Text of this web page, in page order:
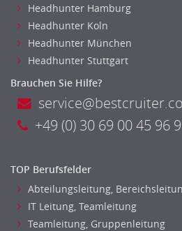
Logistik
Entsorgungslogistik
Fuhrparkmanagement
Einkauf, Materialwirtschaft & Logistik
Materialwirtschaft
Produktionslogistik
Supply-Chain-Management
Controlling
Debitorenbuchhaltung
Headhunter Hamburg
Headhunter Koln
Headhunter München
Headhunter Stuttgart
Brauchen Sie Hilfe?
+49 (0) 30 69 00 45 96 9
TOP Berufsfelder
Abteilungsleitung,
IT Leitung, Teamleitung
Teamleitung, Gruppenleitung